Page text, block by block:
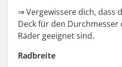
⇒Vergewissere dich, dass
Deck für den
Räder geeignet sind.
Radbreite